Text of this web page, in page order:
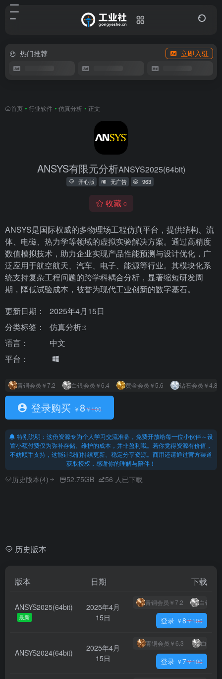
热门推荐 立即入驻
首页 • 行业软件 • 仿真分析 • 正文
ANSYS有限元分析ANSYS2025(64bit)
开心版 无广告 963
收藏 0
ANSYS是国际权威的多物理场工程仿真平台，提供结构、流
体、电磁、热力学等领域的虚拟实验解决方案。通过高精度
数值模拟技术，助力企业实现产品性能预测与设计优化，广
泛应用于航空航天、汽车、电子、能源等行业。其模块化系
统支持复杂工程问题的跨学科耦合分析，显著缩短研发周
期，降低试验成本，被誉为现代工业创新的数字基石。
更新日期：
2025年4月15日
分类标签：
仿真分析
语言：
中文
平台：
青铜会员 ￥7.2 白银会员 ￥6.4 黄金会员 ￥5.6 钻石会员 ￥4.8
登录购买 ￥8￥100
特别说明：这份资源专为个人学习交流准备，免费开放给每一位小伙伴～设
置小额付费仅为弥补存储、维护的成本，并非盈利哦。若你觉得资源有价值，
不妨顺手支持，这能让我们持续更新、稳定分享资源。商用还请通过官方渠道
获取授权，感谢你的理解与陪伴！
历史版本(4) 52.75GB 56 人已下载
历史版本
版本 日期 下载
ANSYS2025(64bit)
最新
2025年4月
15日
青铜会员 ￥7.2 白银会
登录 ￥8￥100
ANSYS2024(64bit)
2025年4月
15日
青铜会员 ￥6.3 白银会
登录 ￥7￥100